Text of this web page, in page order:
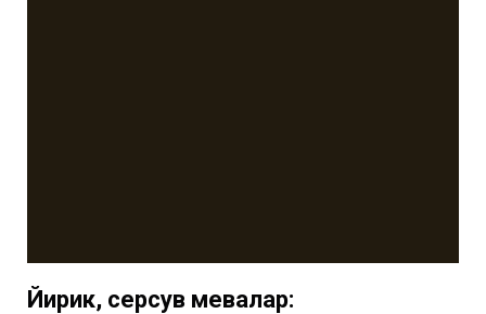
Йирик, серсув мевалар: